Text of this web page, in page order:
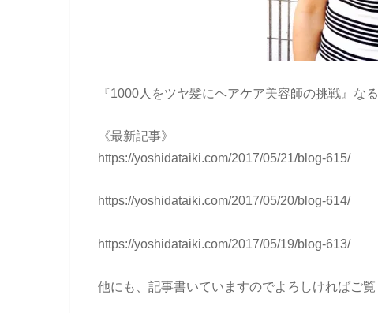
『1000人をツヤ髪にヘアケア美容師の挑戦』な
《最新記事》
https://yoshidataiki.com/2017/05/21/blog-615/
https://yoshidataiki.com/2017/05/20/blog-614/
https://yoshidataiki.com/2017/05/19/blog-613/
他にも、記事書いていますのでよろしければご覧